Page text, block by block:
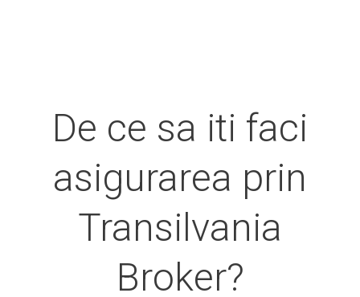
De ce sa iti faci
asigurarea prin
Transilvania
Broker?